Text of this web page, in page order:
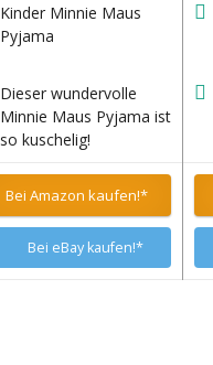
Kinder Minnie Maus
Pyjama
Dieser wundervolle
Minnie Maus Pyjama ist
so kuschelig!
Bei Amazon kaufen!*
Bei eBay kaufen!*